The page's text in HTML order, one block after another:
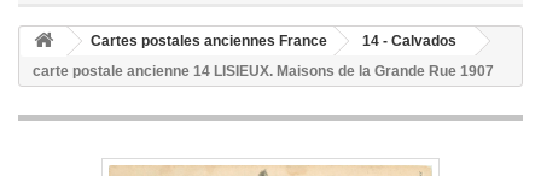
Cartes postales anciennes France
14 - Calvados
carte postale ancienne 14 LISIEUX. Maisons de la Grande Rue 1907